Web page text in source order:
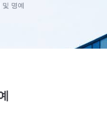
및 명예